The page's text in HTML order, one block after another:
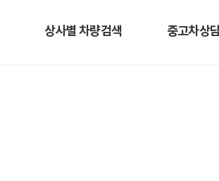
상사별 차량검색 중고차상